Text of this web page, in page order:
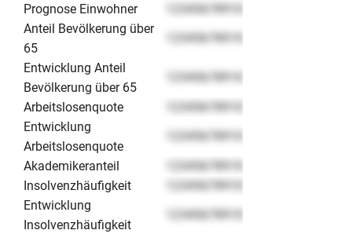
Prognose Einwohner
12345678910
Anteil Bevölkerung über
65
12345678910
Entwicklung Anteil
Bevölkerung über 65
12345678910
Arbeitslosenquote
12345678910
Entwicklung
Arbeitslosenquote
12345678910
Akademikeranteil
12345678910
Insolvenzhäufigkeit
12345678910
Entwicklung
Insolvenzhäufigkeit
12345678910